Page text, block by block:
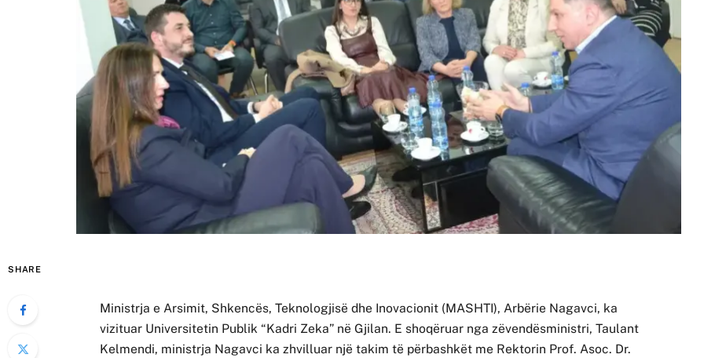
SHARE
Ministrja e Arsimit, Shkencës, Teknologjisë dhe Inovacionit (MASHTI), Arbërie Nagavci, ka
vizituar Universitetin Publik “Kadri Zeka” në Gjilan. E shoqëruar nga zëvendësministri, Taulant
Kelmendi, ministrja Nagavci ka zhvilluar një takim të përbashkët me Rektorin Prof. Asoc. Dr.